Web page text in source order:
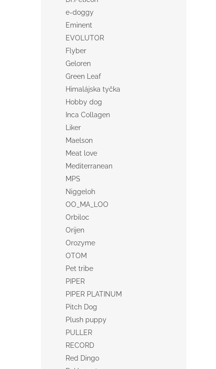
e-doggy
Eminent
EVOLUTOR
Flyber
Geloren
Green Leaf
Himalájska tyčka
Hobby dog
Inca Collagen
Liker
Maelson
Meat love
Mediterranean
MPS
Niggeloh
OO_MA_LOO
Orbiloc
Orijen
Orozyme
OTOM
Pet tribe
PIPER
PIPER PLATINUM
Pitch Dog
Plush puppy
PULLER
RECORD
Red Dingo